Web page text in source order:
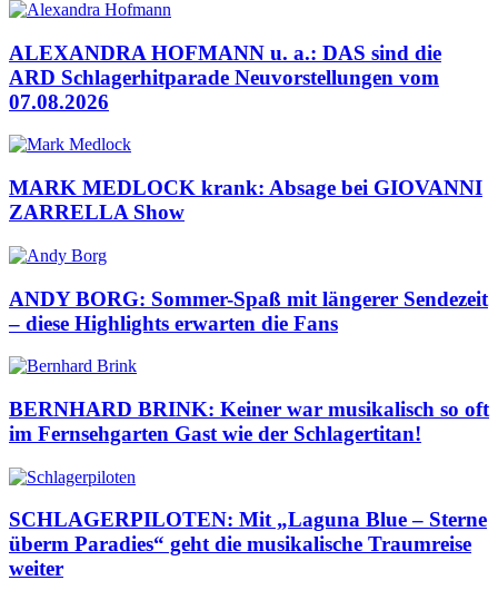
ALEXANDRA HOFMANN u. a.: DAS sind die
ARD Schlagerhitparade Neuvorstellungen vom
07.08.2026
MARK MEDLOCK krank: Absage bei GIOVANNI
ZARRELLA Show
ANDY BORG: Sommer-Spaß mit längerer Sendezeit
– diese Highlights erwarten die Fans
BERNHARD BRINK: Keiner war musikalisch so oft
im Fernsehgarten Gast wie der Schlagertitan!
SCHLAGERPILOTEN: Mit „Laguna Blue – Sterne
überm Paradies“ geht die musikalische Traumreise
weiter